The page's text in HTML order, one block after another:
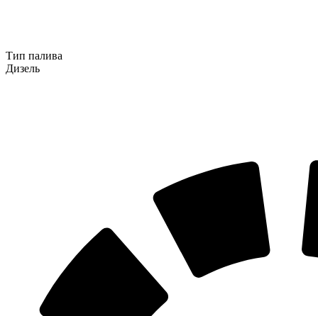
Тип палива
Дизель